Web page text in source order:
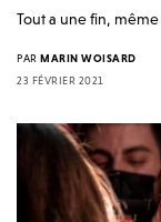
Tout a une fin,
PAR MARIN WOISARD
23 FÉVRIER 2021